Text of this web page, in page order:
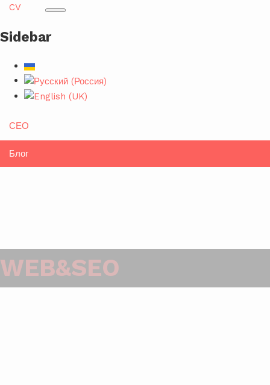
CV
Sidebar
СЕО
Блог
WEB&SEO